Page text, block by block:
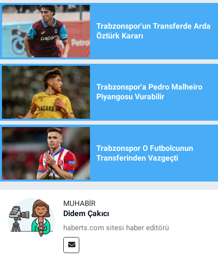
Trabzonspor'un Transferde Arda
Öztürk Kararı
Trabzonspor'a Pedro Malheiro
Piyangosu Vurabilir
Trabzonspor O Futbolcunun
Transferinden Vazgeçti
MUHABIR
Didem Çakıcı
haberts.com sitesi haber editörü